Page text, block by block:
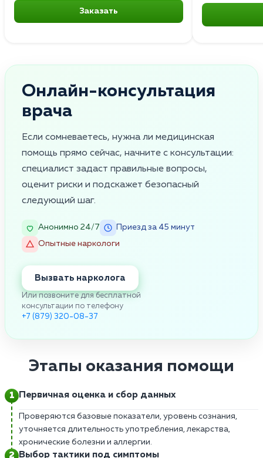
Заказать
Онлайн-консультация
врача
Если сомневаетесь, нужна ли медицинская
помощь прямо сейчас, начните с консультации:
специалист задаст правильные вопросы,
оценит риски и подскажет безопасный
следующий шаг.
Анонимно 24/7
Приезд за 45 минут
Опытные наркологи
Вызвать нарколога
Или позвоните для бесплатной
консультации по телефону
+7 (879) 320-08-37
Этапы оказания помощи
Первичная оценка и сбор данных
Проверяются базовые показатели, уровень сознания,
уточняется длительность употребления, лекарства,
хронические болезни и аллергии.
Выбор тактики под симптомы